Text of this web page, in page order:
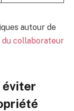
autour de
du collaborateur
éviter